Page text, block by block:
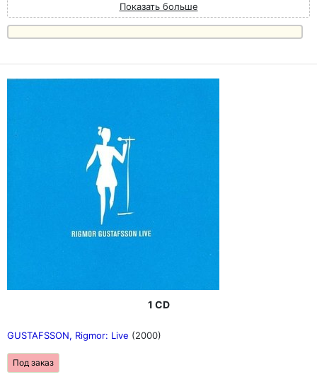
Показать больше
1 CD
GUSTAFSSON, Rigmor: Live (2000)
Под заказ